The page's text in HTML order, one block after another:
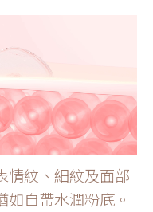
情紋、細紋及面部
自帶水潤粉底。